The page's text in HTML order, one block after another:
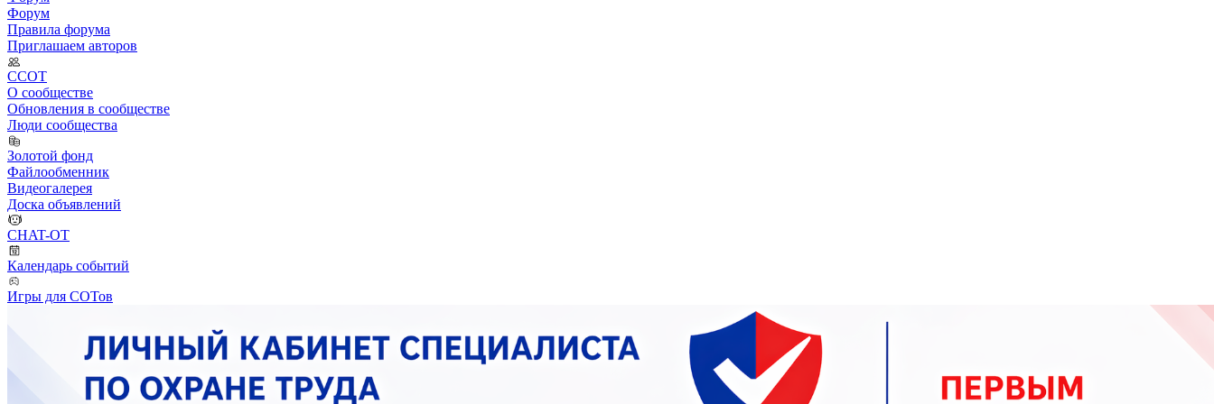
Форум
Правила форума
Приглашаем авторов
ССОТ
О сообществе
Обновления в сообществе
Люди сообщества
Золотой фонд
Файлообменник
Видеогалерея
Доска объявлений
CHAT-OT
Календарь событий
Игры для СОТов